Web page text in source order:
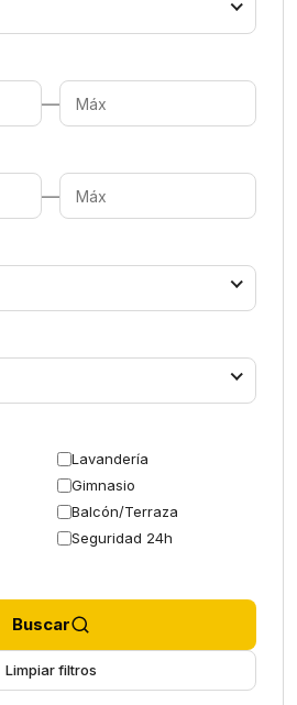
—
—
Lavandería
Gimnasio
Balcón/Terraza
Seguridad 24h
Buscar
Limpiar filtros